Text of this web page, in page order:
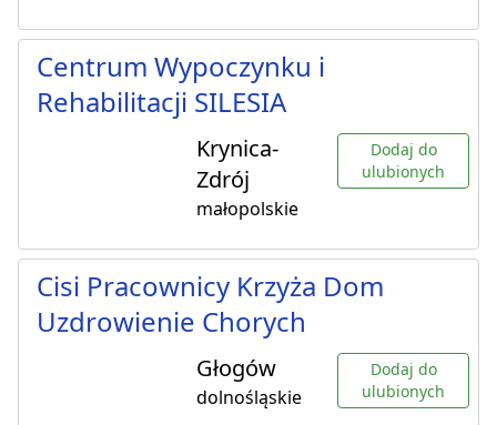
Centrum Wypoczynku i
Rehabilitacji SILESIA
Krynica-
Zdrój
małopolskie
Dodaj do
ulubionych
Cisi Pracownicy Krzyża Dom
Uzdrowienie Chorych
Głogów
dolnośląskie
Dodaj do
ulubionych